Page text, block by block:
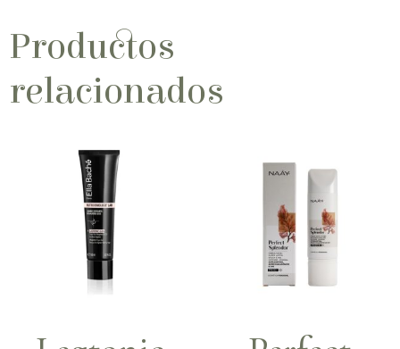
Productos
relacionados